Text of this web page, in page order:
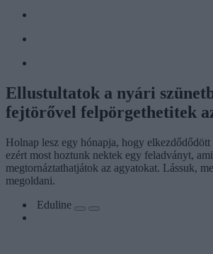
Ellustultatok a nyári
fejtörővel felpörgethetitek
Holnap lesz egy hónapja, hogy
ezért most hoztunk nektek egy feladványt,
megtornáztathatjátok az agyatokat. Lássuk,
megoldani.
Eduline